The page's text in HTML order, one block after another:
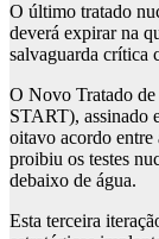
O último tratado
deverá expirar na
salvaguarda crítica
O Novo Tratado
START), assinado
oitavo acordo entre
proibiu os testes
debaixo de água.
Esta terceira